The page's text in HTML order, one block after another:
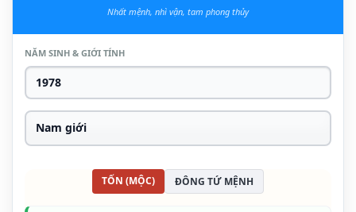
Nhất mệnh, nhì vận, tam phong thủy
NĂM SINH & GIỚI TÍNH
TỐN (MỘC) ĐÔNG TỨ MỆNH